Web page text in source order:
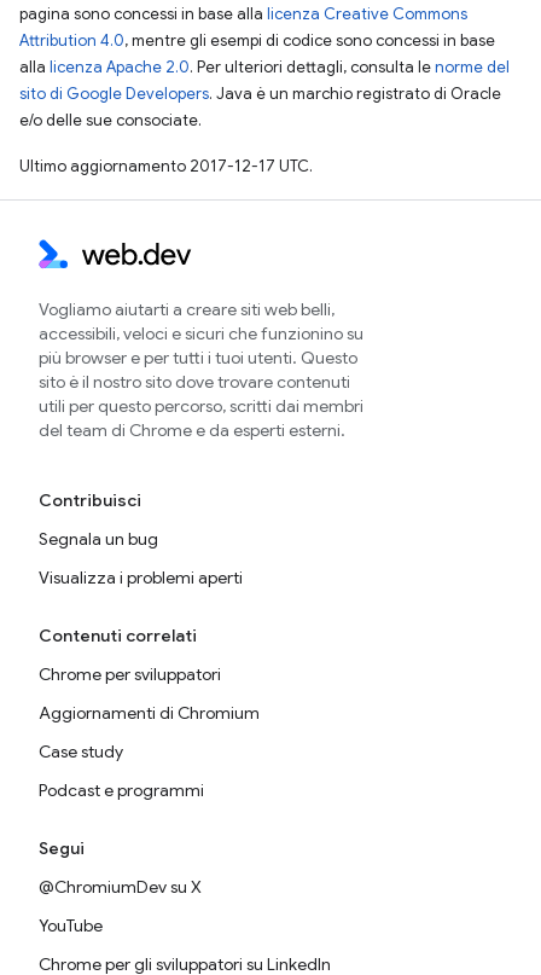
pagina sono concessi in base alla licenza Creative Commons
Attribution 4.0, mentre gli esempi di codice sono concessi in base
alla licenza Apache 2.0. Per ulteriori dettagli, consulta lenorme del
sito di Google Developers. Java è un marchio registrato di Oracle
e/o delle sue consociate.
Ultimo aggiornamento 2017-12-17 UTC.
Vogliamo aiutarti a creare siti web belli,
accessibili, veloci e sicuri che funzionino su
più browser e per tutti i tuoi utenti. Questo
sito è il nostro sito dove trovare contenuti
utili per questo percorso, scritti dai membri
del team di Chrome e da esperti esterni.
Contribuisci
Segnala un bug
Visualizza i problemi aperti
Contenuti correlati
Chrome per sviluppatori
Aggiornamenti di Chromium
Case study
Podcast e programmi
Segui
@ChromiumDev su X
YouTube
Chrome per gli sviluppatori su LinkedIn